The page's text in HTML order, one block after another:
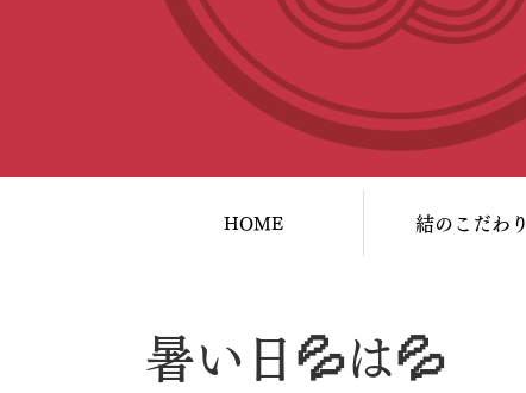
HOME 結のこだわり
暑い日💦は💦